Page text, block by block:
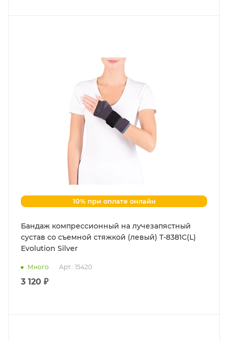
10% при оплате онлайн
Бандаж компрессионный на лучезапястный
сустав со съемной стяжкой (левый) Т-8381С(L)
Evolution Silver
Много Арт.: 15420
3 120 ₽